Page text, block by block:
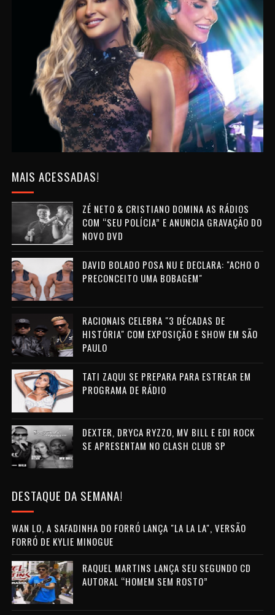
MAIS ACESSADAS!
ZÉ NETO & CRISTIANO DOMINA AS RÁDIOS
COM “SEU POLÍCIA” E ANUNCIA GRAVAÇÃO DO
NOVO DVD
DAVID BOLADO POSA NU E DECLARA: "ACHO O
PRECONCEITO UMA BOBAGEM"
RACIONAIS CELEBRA "3 DÉCADAS DE
HISTÓRIA" COM EXPOSIÇÃO E SHOW EM SÃO
PAULO
TATI ZAQUI SE PREPARA PARA ESTREAR EM
PROGRAMA DE RÁDIO
DEXTER, DRYCA RYZZO, MV BILL E EDI ROCK
SE APRESENTAM NO CLASH CLUB SP
DESTAQUE DA SEMANA!
WAN LO, A SAFADINHA DO FORRÓ LANÇA "LA LA LA", VERSÃO
FORRÓ DE KYLIE MINOGUE
RAQUEL MARTINS LANÇA SEU SEGUNDO CD
AUTORAL “HOMEM SEM ROSTO”